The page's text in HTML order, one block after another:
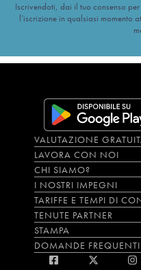
Iscrivendoti, dai il tuo consenso
l’iscrizione in qualsiasi momento
VALUTAZIONE
LAVORA CON NOI
CHI SIAMO?
I NOSTRI IMPEGNI
TARIFFE E TEMPI DI
TENUTE PARTNER
STAMPA
DOMANDE FREQUENTI